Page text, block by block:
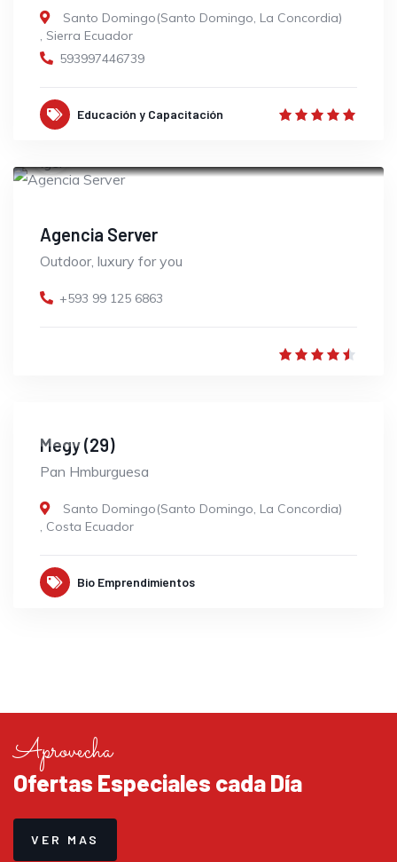
Santo Domingo(Santo Domingo, La Concordia)
, Sierra Ecuador
593997446739
Educación y Capacitación
Agencia Server
Outdoor, luxury for you
+593 99 125 6863
Megy (29)
Pan Hmburguesa
Santo Domingo(Santo Domingo, La Concordia)
, Costa Ecuador
Bio Emprendimientos
Aprovecha
Ofertas Especiales cada Día
VER MAS